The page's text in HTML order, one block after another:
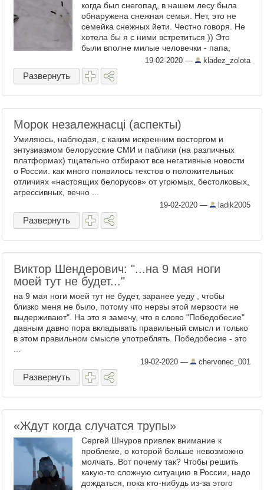
когда был снегопад, в нашем лесу была
обнаружена снежная семья. Нет, это не
семейка снежных йети. Честно говоря. Не
хотела бы я с ними встретиться )) Это
были вполне милые человечки - папа,
мама и ребенок. И даже со снежным
питомцем ))) ...
19-02-2020 — kladez_zolota
Развернуть
Морок незалежнасцi (аспекты)
Умиляюсь, наблюдая, с каким искренним восторгом и
энтузиазмом белорусские СМИ и паблики (на различных
платформах) тщательно отбирают все негативные новости
о России. как много появилось текстов о положительных
отличиях «настоящих белорусов» от угрюмых, бестолковых,
агрессивных, вечно ...
19-02-2020 — ladik2005
Развернуть
Виктор Шендерович: "...на 9 мая ноги
моей тут не будет..."
на 9 мая ноги моей тут не будет, заранее уеду , чтобы
близко меня не было, потому что нервы этой мерзости не
выдерживают". На это я замечу, что в слово "Победобесие"
давным давно пора вкладывать правильный смысл и только
в этом правильном смысле употреблять. Победобесие - это
19-02-2020 — chervonec_001
Развернуть
«Ждут когда случатся трупы»
Сергей Шнуров привлек внимание к
проблеме, о которой больше невозможно
молчать. Вот почему так? Чтобы решить
какую-то сложную ситуацию в России, надо
дождаться, пока кто-нибудь из-за этого